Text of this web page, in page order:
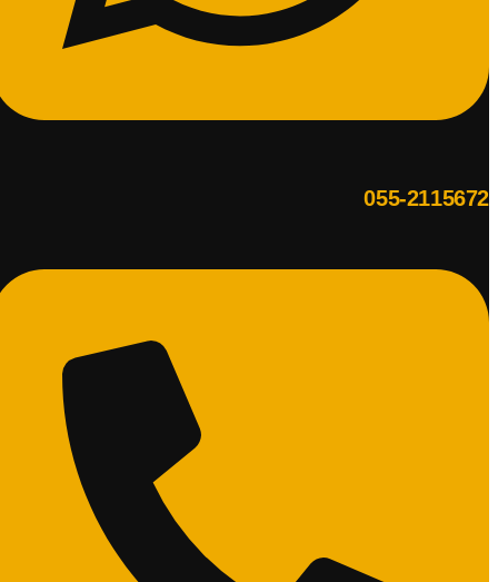
055-2115672